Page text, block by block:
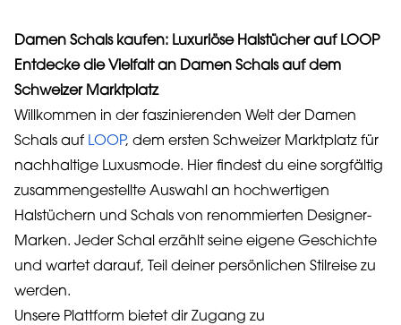
Damen Schals kaufen: Luxuriöse Halstücher auf LOOP
Entdecke die Vielfalt an Damen Schals auf dem
Schweizer Marktplatz
Willkommen in der faszinierenden Welt der Damen
Schals auf LOOP, dem ersten Schweizer Marktplatz für
nachhaltige Luxusmode. Hier findest du eine sorgfältig
zusammengestellte Auswahl an hochwertigen
Halstüchern und Schals von renommierten Designer-
Marken. Jeder Schal erzählt seine eigene Geschichte
und wartet darauf, Teil deiner persönlichen Stilreise zu
werden.
Unsere Plattform bietet dir Zugang zu